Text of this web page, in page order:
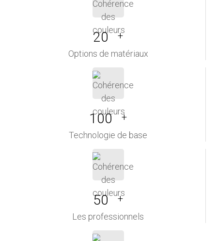
20 +
Options de matériaux
100 +
Technologie de base
50 +
Les professionnels